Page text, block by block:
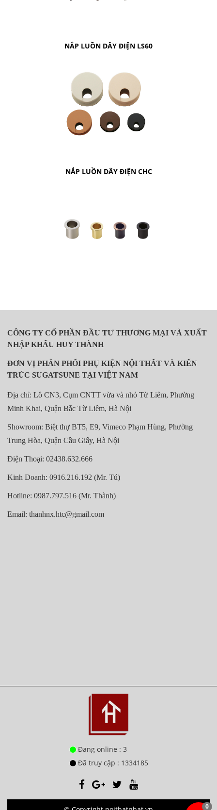
NẮP LUỒN DÂY ĐIỆN LS60
NẮP LUỒN DÂY ĐIỆN CHC
CÔNG TY CỔ PHẦN ĐẦU TƯ THƯƠNG MẠI VÀ XUẤT
NHẬP KHẨU HUY THÀNH
ĐƠN VỊ PHÂN PHỐI PHỤ KIỆN NỘI THẤT VÀ KIẾN
TRÚC SUGATSUNE TẠI VIỆT NAM
Địa chỉ: Lô CN3, Cụm CNTT vừa và nhỏ Từ Liêm, Phường
Minh Khai, Quận Bắc Từ Liêm, Hà Nội
Showroom: Biệt thự BT5, E9, Vimeco Phạm Hùng, Phường
Trung Hòa, Quận Cầu Giấy, Hà Nội
Điện Thoại: 02438.632.666
Kinh Doanh: 0916.216.192 (Mr. Tú)
Hotline: 0987.797.516 (Mr. Thành)
Email: thanhnx.htc@gmail.com
Đang online : 3
Đã truy cập : 1334185
0